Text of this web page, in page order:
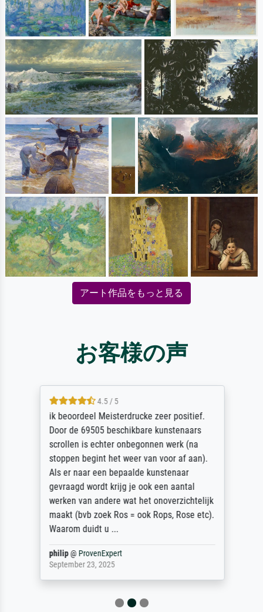
アート作品をもっと見る
お客様の声
4.5 / 5
ik beoordeel Meisterdrucke zeer positief.
Door de 69505 beschikbare kunstenaars
scrollen is echter onbegonnen werk (na
stoppen begint het weer van voor af aan).
Als er naar een bepaalde kunstenaar
gevraagd wordt krijg je ook een aantal
werken van andere wat het onoverzichtelijk
maakt (bvb zoek Ros = ook Rops, Rose etc).
Waarom duidt u ...
philip@ ProvenExpert
September 23, 2025